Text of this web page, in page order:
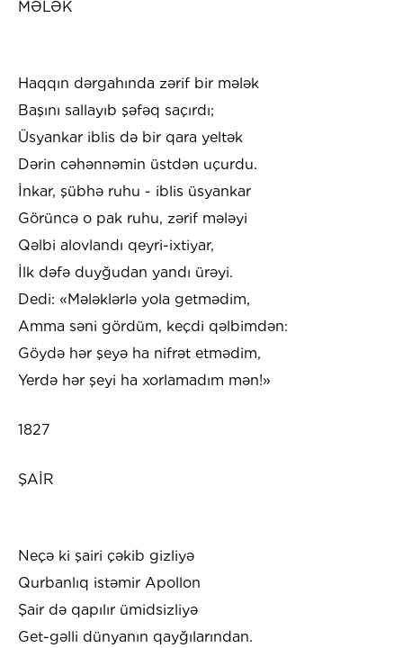
MƏLƏK
Haqqın dərgahında zərif bir mələk
Başını sallayıb şəfəq saçırdı;
Üsyankar iblis də bir qara yeltək
Dərin cəhənnəmin üstdən uçurdu.
İnkar, şübhə ruhu - iblis üsyankar
Görüncə o pak ruhu, zərif mələyi
Qəlbi alovlandı qeyri-ixtiyar,
İlk dəfə duyğudan yandı ürəyi.
Dedi: «Mələklərlə yola getmədim,
Amma səni gördüm, keçdi qəlbimdən:
Göydə hər şeyə ha nifrət etmədim,
Yerdə hər şeyi ha xorlamadım mən!»
1827
ŞAİR
Neçə ki şairi çəkib gizliyə
Qurbanlıq istəmir Apollon
Şair də qapılır ümidsizliyə
Get-gəlli dünyanın qayğılarından.